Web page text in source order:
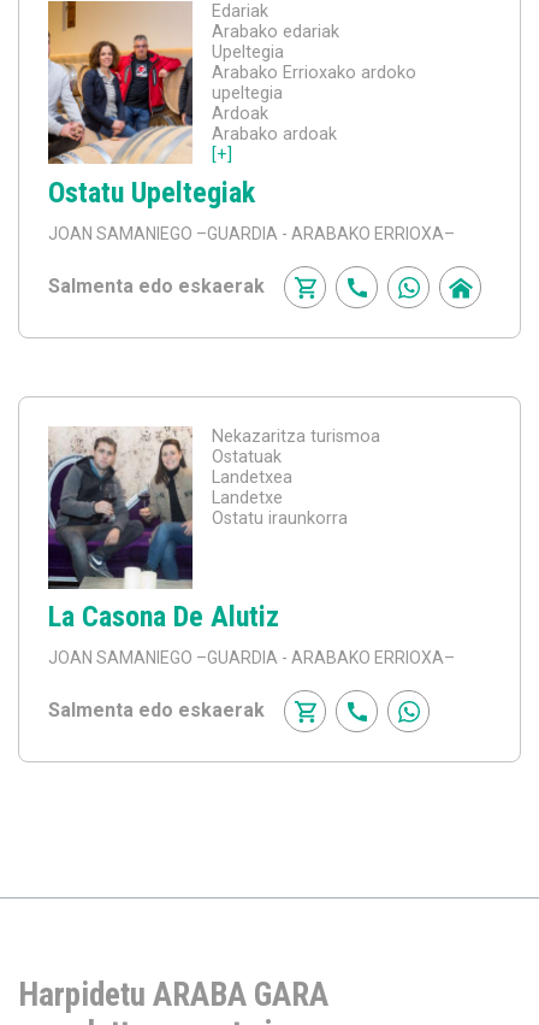
Edariak
Arabako edariak
Upeltegia
Arabako Errioxako ardoko
upeltegia
Ardoak
Arabako ardoak
[+]
Ostatu Upeltegiak
JOAN SAMANIEGO –GUARDIA - ARABAKO ERRIOXA–
Salmenta edo eskaerak
Nekazaritza turismoa
Ostatuak
Landetxea
Landetxe
Ostatu iraunkorra
La Casona De Alutiz
JOAN SAMANIEGO –GUARDIA - ARABAKO ERRIOXA–
Salmenta edo eskaerak
Harpidetu ARABA GARA